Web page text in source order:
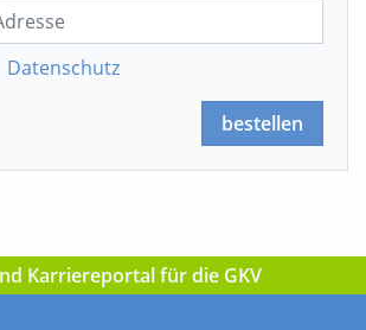
Datenschutz
bestellen
Karriereportal für die GKV